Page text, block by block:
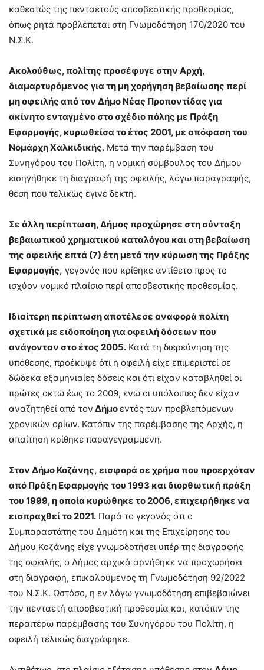
καθεστώς της πενταετούς αποσβεστικής προθεσμίας,
όπως ρητά προβλέπεται στη Γνωμο­δότηση 170/2020 του
Ν.Σ.Κ.
Ακολούθως, πολίτης προσέφυγε στην Αρχή,
διαμαρτυρόμενος για τη μη χορή­γηση βεβαίωσης περί
μη οφειλής από τον Δήμο Νέας Προποντίδας για
ακίνητο ενταγμένο στο σχέδιο πόλης με Πράξη
Εφαρμογής, κυρωθείσα το έτος 2001, με απόφαση του
Νομάρχη Χαλκιδικής. Μετά την παρέμβαση του
Συνηγόρου του Πολίτη, η νομική σύμβουλος του Δήμου
εισηγήθηκε τη διαγραφή της οφειλής, λόγω παραγραφής,
θέση που τελικώς έγινε δεκτή.
Σε άλλη περίπτωση, Δήμος προχώρησε στη σύνταξη
βεβαιωτικού χρηματικού καταλόγου και στη βεβαίωση
της οφειλής επτά (7) έτη μετά την κύρωση της Πράξης
Εφαρμογής, γεγονός που κρίθηκε αντίθετο προς το
ισχύον νομικό πλαίσιο περί αποσβεστικής προθεσμίας.
Ιδιαίτερη περίπτωση αποτέλεσε αναφορά πολίτη
σχετικά με ειδοποίηση για οφειλή δόσεων που
ανάγονταν στο έτος 2005. Κατά τη διερεύνηση της
υπόθε­σης, προέκυψε ότι η οφειλή είχε επιμεριστεί σε
δώδεκα εξαμηνιαίες δόσεις και ότι είχαν καταβληθεί οι
πρώτες οκτώ έως το 2009, ενώ οι υπόλοιπες δεν είχαν
αναζητηθεί από τον Δήμοεντός των προβλεπόμενων
χρονικών ορίων. Κατόπιν της παρέμβασης της Αρχής, η
απαίτηση κρίθηκε παραγεγραμμένη.
Στον Δήμο Κοζάνης, εισφορά σε χρήμα που προερχόταν
από Πράξη Εφαρμο­γής του 1993 και διορθωτική πράξη
του 1999, η οποία κυρώθηκε το 2006, επιχειρήθηκε να
εισπραχθεί το 2021. Παρά το γεγονός ότι ο
Συμπαραστάτης του Δημότη και της Επιχείρησης του
Δήμου Κοζάνης είχε γνωμοδοτήσει υπέρ της διαγραφής
της οφειλής, ο Δήμος αρχικά αρνήθηκε να προχωρήσει
στη δια­γραφή, επικαλούμενος τη Γνωμοδότηση 92/2022
του Ν.Σ.Κ. Ωστόσο, η εν λόγω γνωμοδότηση επιβεβαιώνει
την πενταετή αποσβεστική προθεσμία και, κατόπιν της
περαιτέρω παρέμβασης του Συνηγόρου του Πολίτη, η
οφειλή τελικώς δια­γράφηκε.